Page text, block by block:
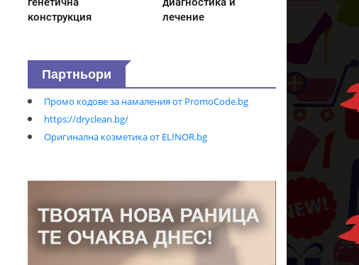
конструкция
лечение
Партньори
Промо кодове за намаления от PromoCode.bg
https://dryclean.bg/
Оригинална козметика от ELINOR.bg